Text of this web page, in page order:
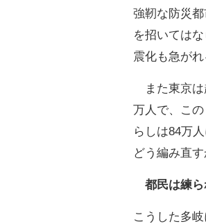
強靭な防災
を招いては
震化も急が
また東京は
万人で、こ
らしは84万
どう編み直
都民は練
こうした多